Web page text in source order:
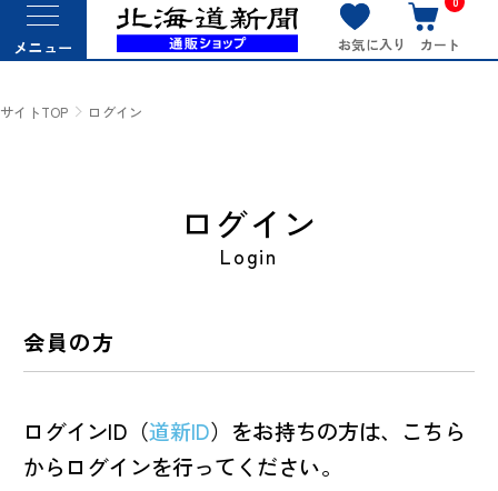
メニュー お気に入り カート
サイトTOP ログイン
ログイン
Login
会員の方
ログインID（道新ID）をお持ちの方は、こちら
からログインを行ってください。